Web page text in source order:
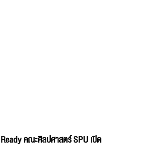
คณะศิลปศาสตร์ SPU เปิด